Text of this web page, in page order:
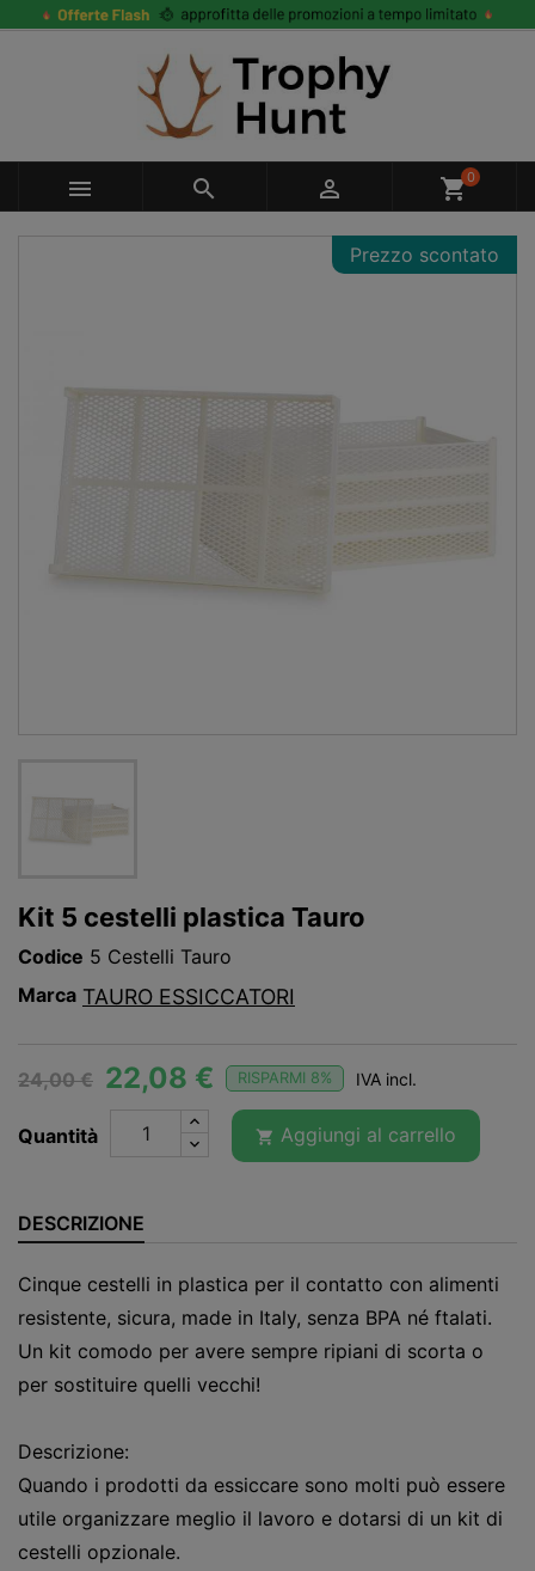
   shopping_cart0
Prezzo scontato
Kit 5 cestelli plastica Tauro
Codice 5 Cestelli Tauro
Marca TAURO ESSICCATORI
24,00 € 22,08 € RISPARMI 8% IVA incl.
Quantità  Aggiungi al carrello
DESCRIZIONE
Cinque cestelli in plastica per il contatto con alimenti
resistente, sicura, made in Italy, senza BPA né ftalati.
Un kit comodo per avere sempre ripiani di scorta o
per sostituire quelli vecchi!
Descrizione:
Quando i prodotti da essiccare sono molti può essere
utile organizzare meglio il lavoro e dotarsi di un kit di
cestelli opzionale.